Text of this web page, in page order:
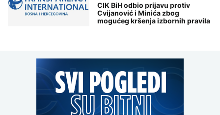
CIK BiH odbio prijavu protiv
Cvijanović i Minića zbog
mogućeg kršenja izbornih pravila